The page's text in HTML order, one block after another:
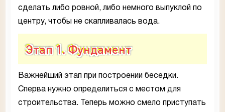
сделать либо ровной, либо немного выпуклой по
центру, чтобы не скапливалась вода.
Этап 1. Фундамент
Важнейший этап при построении беседки.
Сперва нужно определиться с местом для
строительства. Теперь можно смело приступать